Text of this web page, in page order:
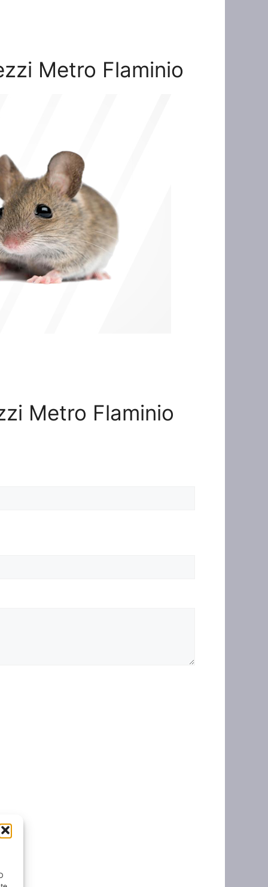
Metro Flaminio
Metro Flaminio